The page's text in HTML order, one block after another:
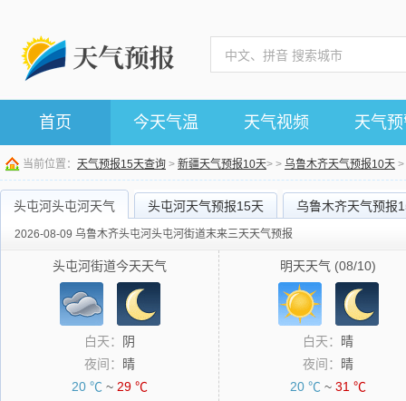
首页 今天气温 天气视频 天气
当前位置： 天气预报15天查询 > 新疆天气预报10天> > 乌鲁木齐天气预报10天 >
头屯河头屯河天气 头屯河天气预报15天 乌鲁木齐天气预报
2026-08-09 乌鲁木齐头屯河头屯河街道末来三天天气预报
头屯河街道今天天气
白天：
阴
夜间：
晴
20 ℃ ~ 29 ℃
明天天气 (08/10)
白天：
晴
夜间：
晴
20 ℃ ~ 31 ℃